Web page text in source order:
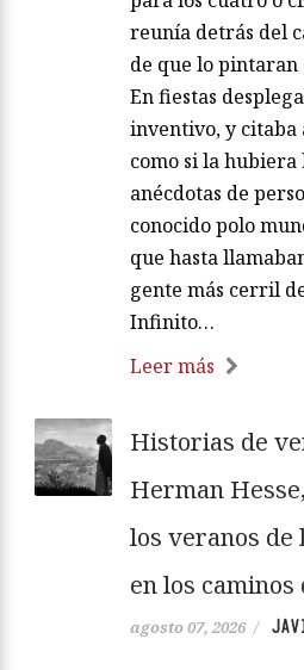
reunía detrás del
de que lo pintaran
En fiestas
inventivo, y citaba
como si la
anécdotas de
conocido polo
que hasta
gente más cerril
Infinito…
Leer más
Historias de
Herman
los veranos de
en los caminos
agosto 07, 2026 /